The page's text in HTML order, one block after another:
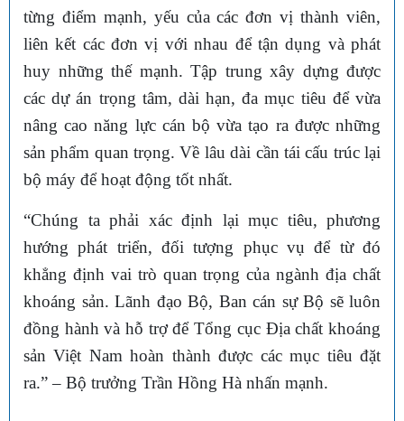
từng điểm mạnh, yếu của các đơn vị thành viên,
liên kết các đơn vị với nhau để tận dụng và phát
huy những thế mạnh. Tập trung xây dựng được
các dự án trọng tâm, dài hạn, đa mục tiêu để vừa
nâng cao năng lực cán bộ vừa tạo ra được những
sản phẩm quan trọng. Về lâu dài cần tái cấu trúc lại
bộ máy để hoạt động tốt nhất.
“Chúng ta phải xác định lại mục tiêu, phương
hướng phát triển, đối tượng phục vụ để từ đó
khẳng định vai trò quan trọng của ngành địa chất
khoáng sản. Lãnh đạo Bộ, Ban cán sự Bộ sẽ luôn
đồng hành và hỗ trợ để Tổng cục Địa chất khoáng
sản Việt Nam hoàn thành được các mục tiêu đặt
ra.” – Bộ trưởng Trần Hồng Hà nhấn mạnh.